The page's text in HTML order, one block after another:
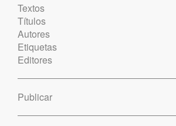
Textos
Títulos
Autores
Etiquetas
Editores
Publicar